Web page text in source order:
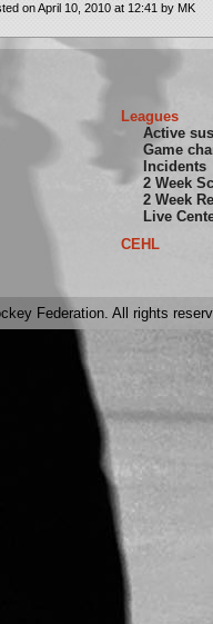
on April 10, 2010 at 12:41 by MK
Leagues
Active
Game
Incidents
2 Week
2 Week
Live
CEHL
Federation. All rights